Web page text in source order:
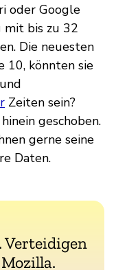
oder Google
mit bis zu 32
Die neuesten
10, könnten sie
Zeiten sein?
geschoben.
gerne seine
Daten.
Verteidigen